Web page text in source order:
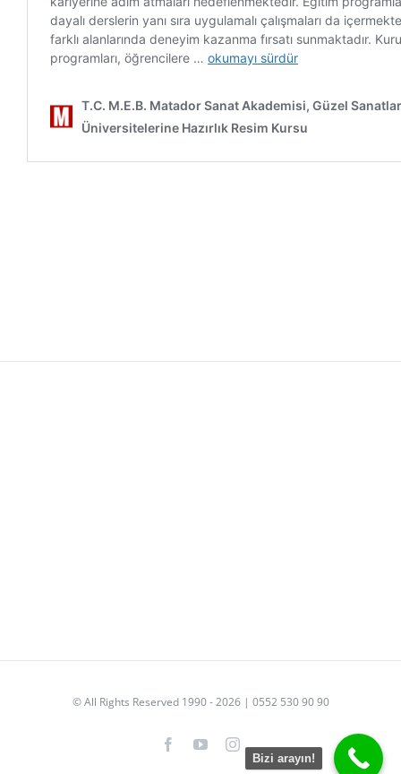
© All Rights Reserved 1990 - 2026 | 0552 530 90 90
FacebookYouTubeInstagram
Bizi arayın!